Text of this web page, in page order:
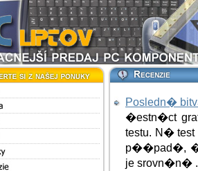
Posledn�
�estn�ct
testu. N�
p��pad�,
je srovn�n�